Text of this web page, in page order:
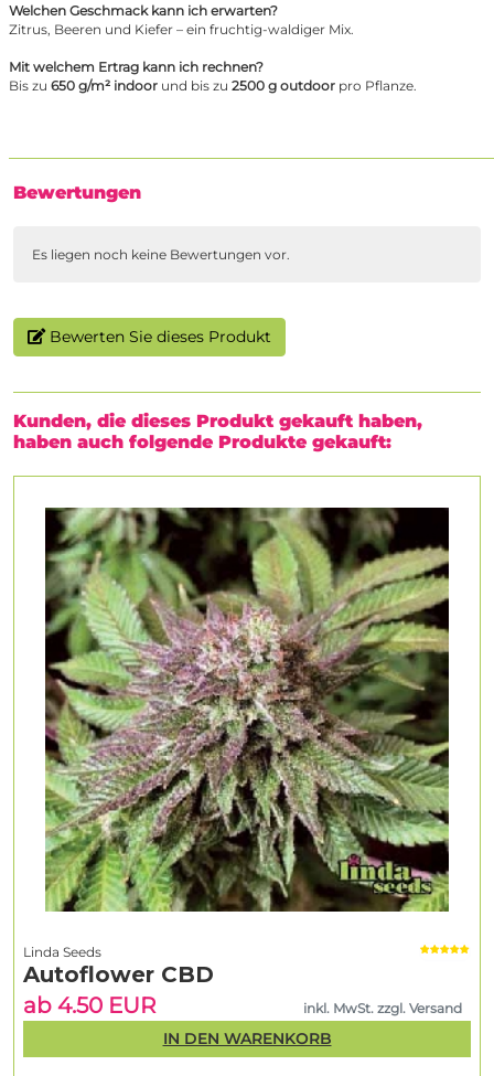
Welchen Geschmack kann ich erwarten?
Zitrus, Beeren und Kiefer – ein fruchtig-waldiger Mix.
Mit welchem Ertrag kann ich rechnen?
Bis zu 650 g/m² indoor und bis zu 2500 g outdoor pro Pflanze.
Bewertungen
Es liegen noch keine Bewertungen vor.
Bewerten Sie dieses Produkt
Kunden, die dieses Produkt gekauft haben,
haben auch folgende Produkte gekauft:
Linda Seeds
Autoflower CBD
ab 4.50 EUR
inkl. MwSt. zzgl. Versand
IN DEN WARENKORB